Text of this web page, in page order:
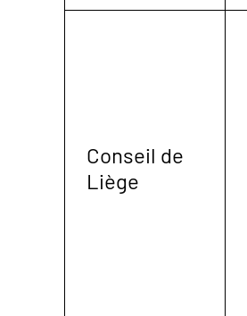
Conseil de
Liège